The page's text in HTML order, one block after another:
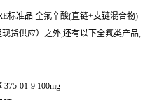
标准品 全氟辛酸(直链+支链混合物)
货供应）之外,还有以下全氟类产品,
01-9 100mg